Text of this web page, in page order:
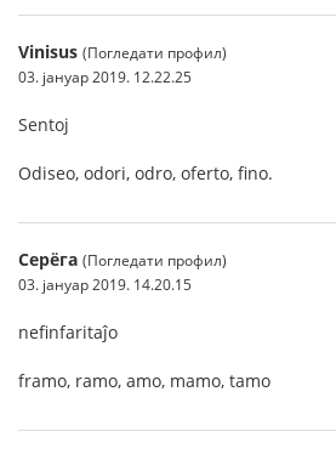
Vinisus (Погледати профил)
03. јануар 2019. 12.22.25
Sentoj
Odiseo, odori, odro, oferto, fino.
Серёга (Погледати профил)
03. јануар 2019. 14.20.15
nefinfaritaĵo
framo, ramo, amo, mamo, tamo